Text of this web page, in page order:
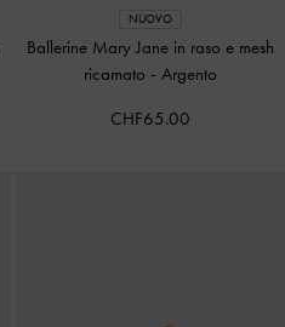
NUOVO
Ballerine Mary Jane in raso e mesh
ricamato - Argento
CHF65.00